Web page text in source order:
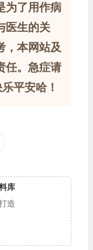
为了用作病
医生的关
，本网站及
任。急症请
平安哈！
库
造